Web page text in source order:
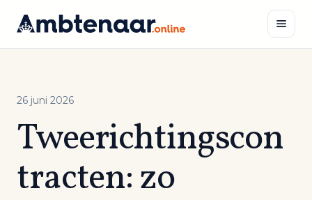
inhoud
26 juni 2026
Tweerichtingscon
tracten: zo